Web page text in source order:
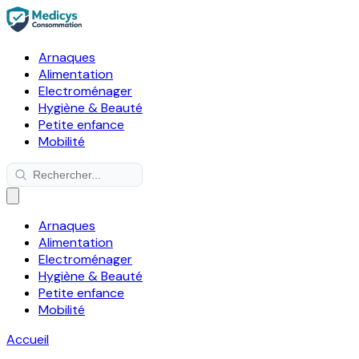
Arnaques
Alimentation
Electroménager
Hygiène & Beauté
Petite enfance
Mobilité
Arnaques
Alimentation
Electroménager
Hygiène & Beauté
Petite enfance
Mobilité
Accueil